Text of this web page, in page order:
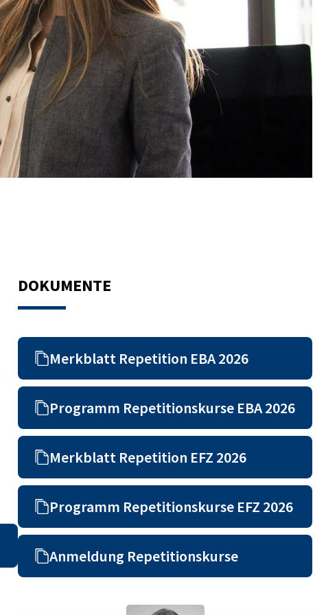
DOKUMENTE
Merkblatt Repetition EBA 2026
Programm Repetitionskurse EBA 2026
Merkblatt Repetition EFZ 2026
Programm Repetitionskurse EFZ 2026
Anmeldung Repetitionskurse